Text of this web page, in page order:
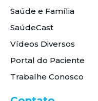
Saúde e Família
SaúdeCast
Vídeos Diversos
Portal do Paciente
Trabalhe Conosco